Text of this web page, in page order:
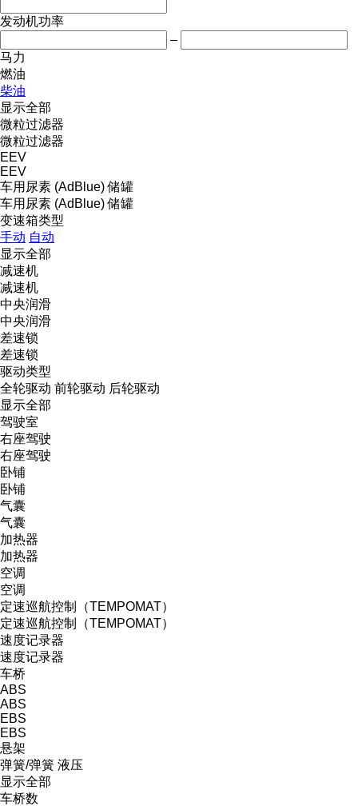
发动机功率
–
马力
燃油
柴油
显示全部
微粒过滤器
微粒过滤器
EEV
EEV
车用尿素 (AdBlue) 储罐
车用尿素 (AdBlue) 储罐
变速箱类型
手动 自动
显示全部
减速机
减速机
中央润滑
中央润滑
差速锁
差速锁
驱动类型
全轮驱动 前轮驱动 后轮驱动
显示全部
驾驶室
右座驾驶
右座驾驶
卧铺
卧铺
气囊
气囊
加热器
加热器
空调
空调
定速巡航控制（TEMPOMAT）
定速巡航控制（TEMPOMAT）
速度记录器
速度记录器
车桥
ABS
ABS
EBS
EBS
悬架
弹簧/弹簧 液压
显示全部
车桥数